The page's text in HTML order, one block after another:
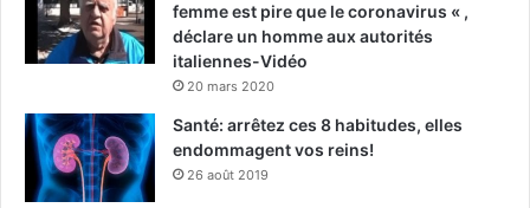
femme est pire que le coronavirus « ,
déclare un homme aux autorités
italiennes-Vidéo
20 mars 2020
Santé: arrêtez ces 8 habitudes, elles
endommagent vos reins!
26 août 2019